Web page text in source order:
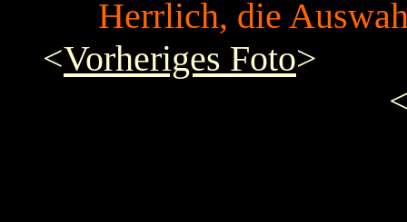
Herrlich, die
<Vorheriges Foto